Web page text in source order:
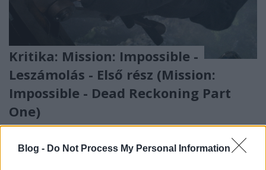
Blog - Do Not Process My Personal Information
Kritika: Mission: Impossible -
Leszámolás - Első rész (Mission:
Impossible - Dead Reckoning Part
One)
Lehetetlen küldetések halmaza.
Imre Máté •2023. július 16.